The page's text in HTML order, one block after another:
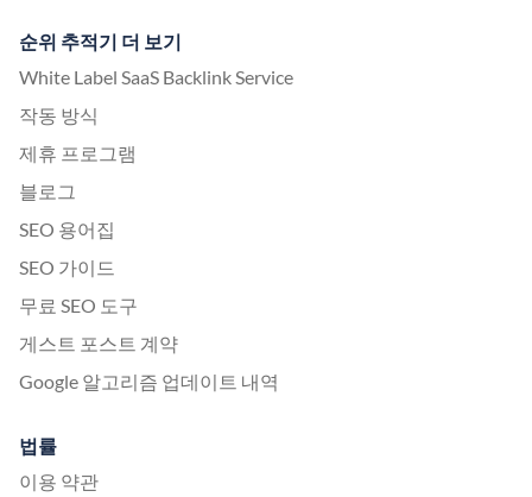
순위 추적기 더 보기
White Label SaaS Backlink Service
작동 방식
제휴 프로그램
블로그
SEO 용어집
SEO 가이드
무료 SEO 도구
게스트 포스트 계약
Google 알고리즘 업데이트 내역
법률
이용 약관